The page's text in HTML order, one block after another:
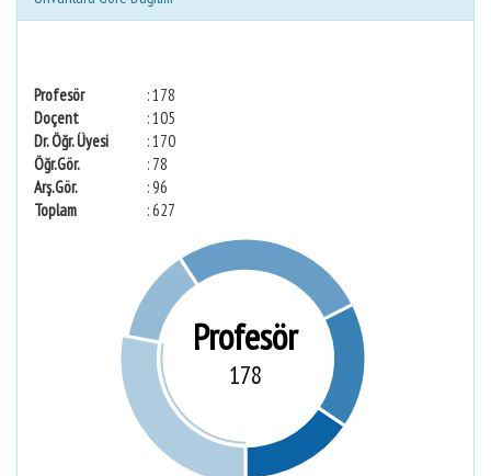
Profesör
: 178
Doçent
: 105
Dr. Öğr. Üyesi
: 170
Öğr.Gör.
: 78
Arş.Gör.
: 96
Toplam
: 627
Profesör
178